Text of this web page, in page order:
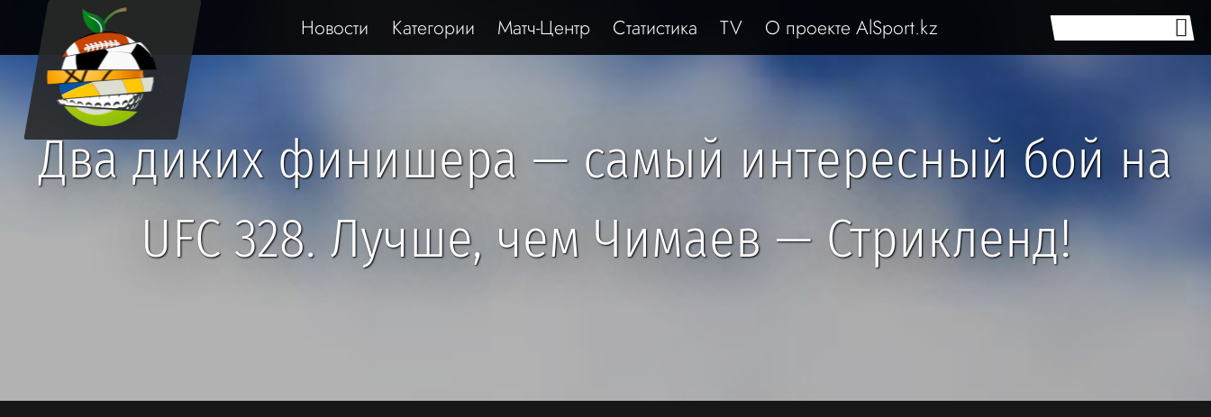
Новости Категории Матч-Центр Статистика TV О проекте AlSport.kz
Два диких финишера — самый интересный бой на
UFC 328. Лучше, чем Чимаев — Стрикленд!